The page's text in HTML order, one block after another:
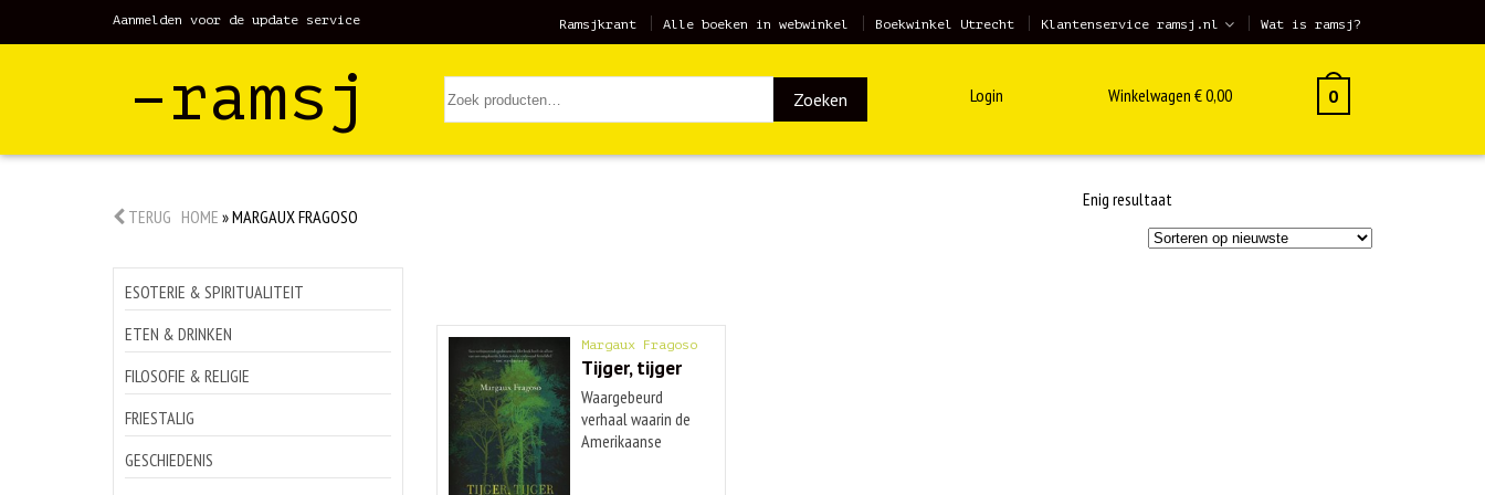
Aanmelden voor de update service Ramsjkrant Alle boeken in webwinkel Boekwinkel Utrecht Klantenservice ramsj.nl Wat is ramsj?
–ramsj Zoeken Login Winkelwagen €0,00 0
TERUG HOME »MARGAUX FRAGOSO
Enig resultaat
ESOTERIE & SPIRITUALITEIT
ETEN & DRINKEN
FILOSOFIE & RELIGIE
FRIESTALIG
GESCHIEDENIS
Margaux Fragoso
Tijger, tijger
Waargebeurd
verhaal waarin de
Amerikaanse